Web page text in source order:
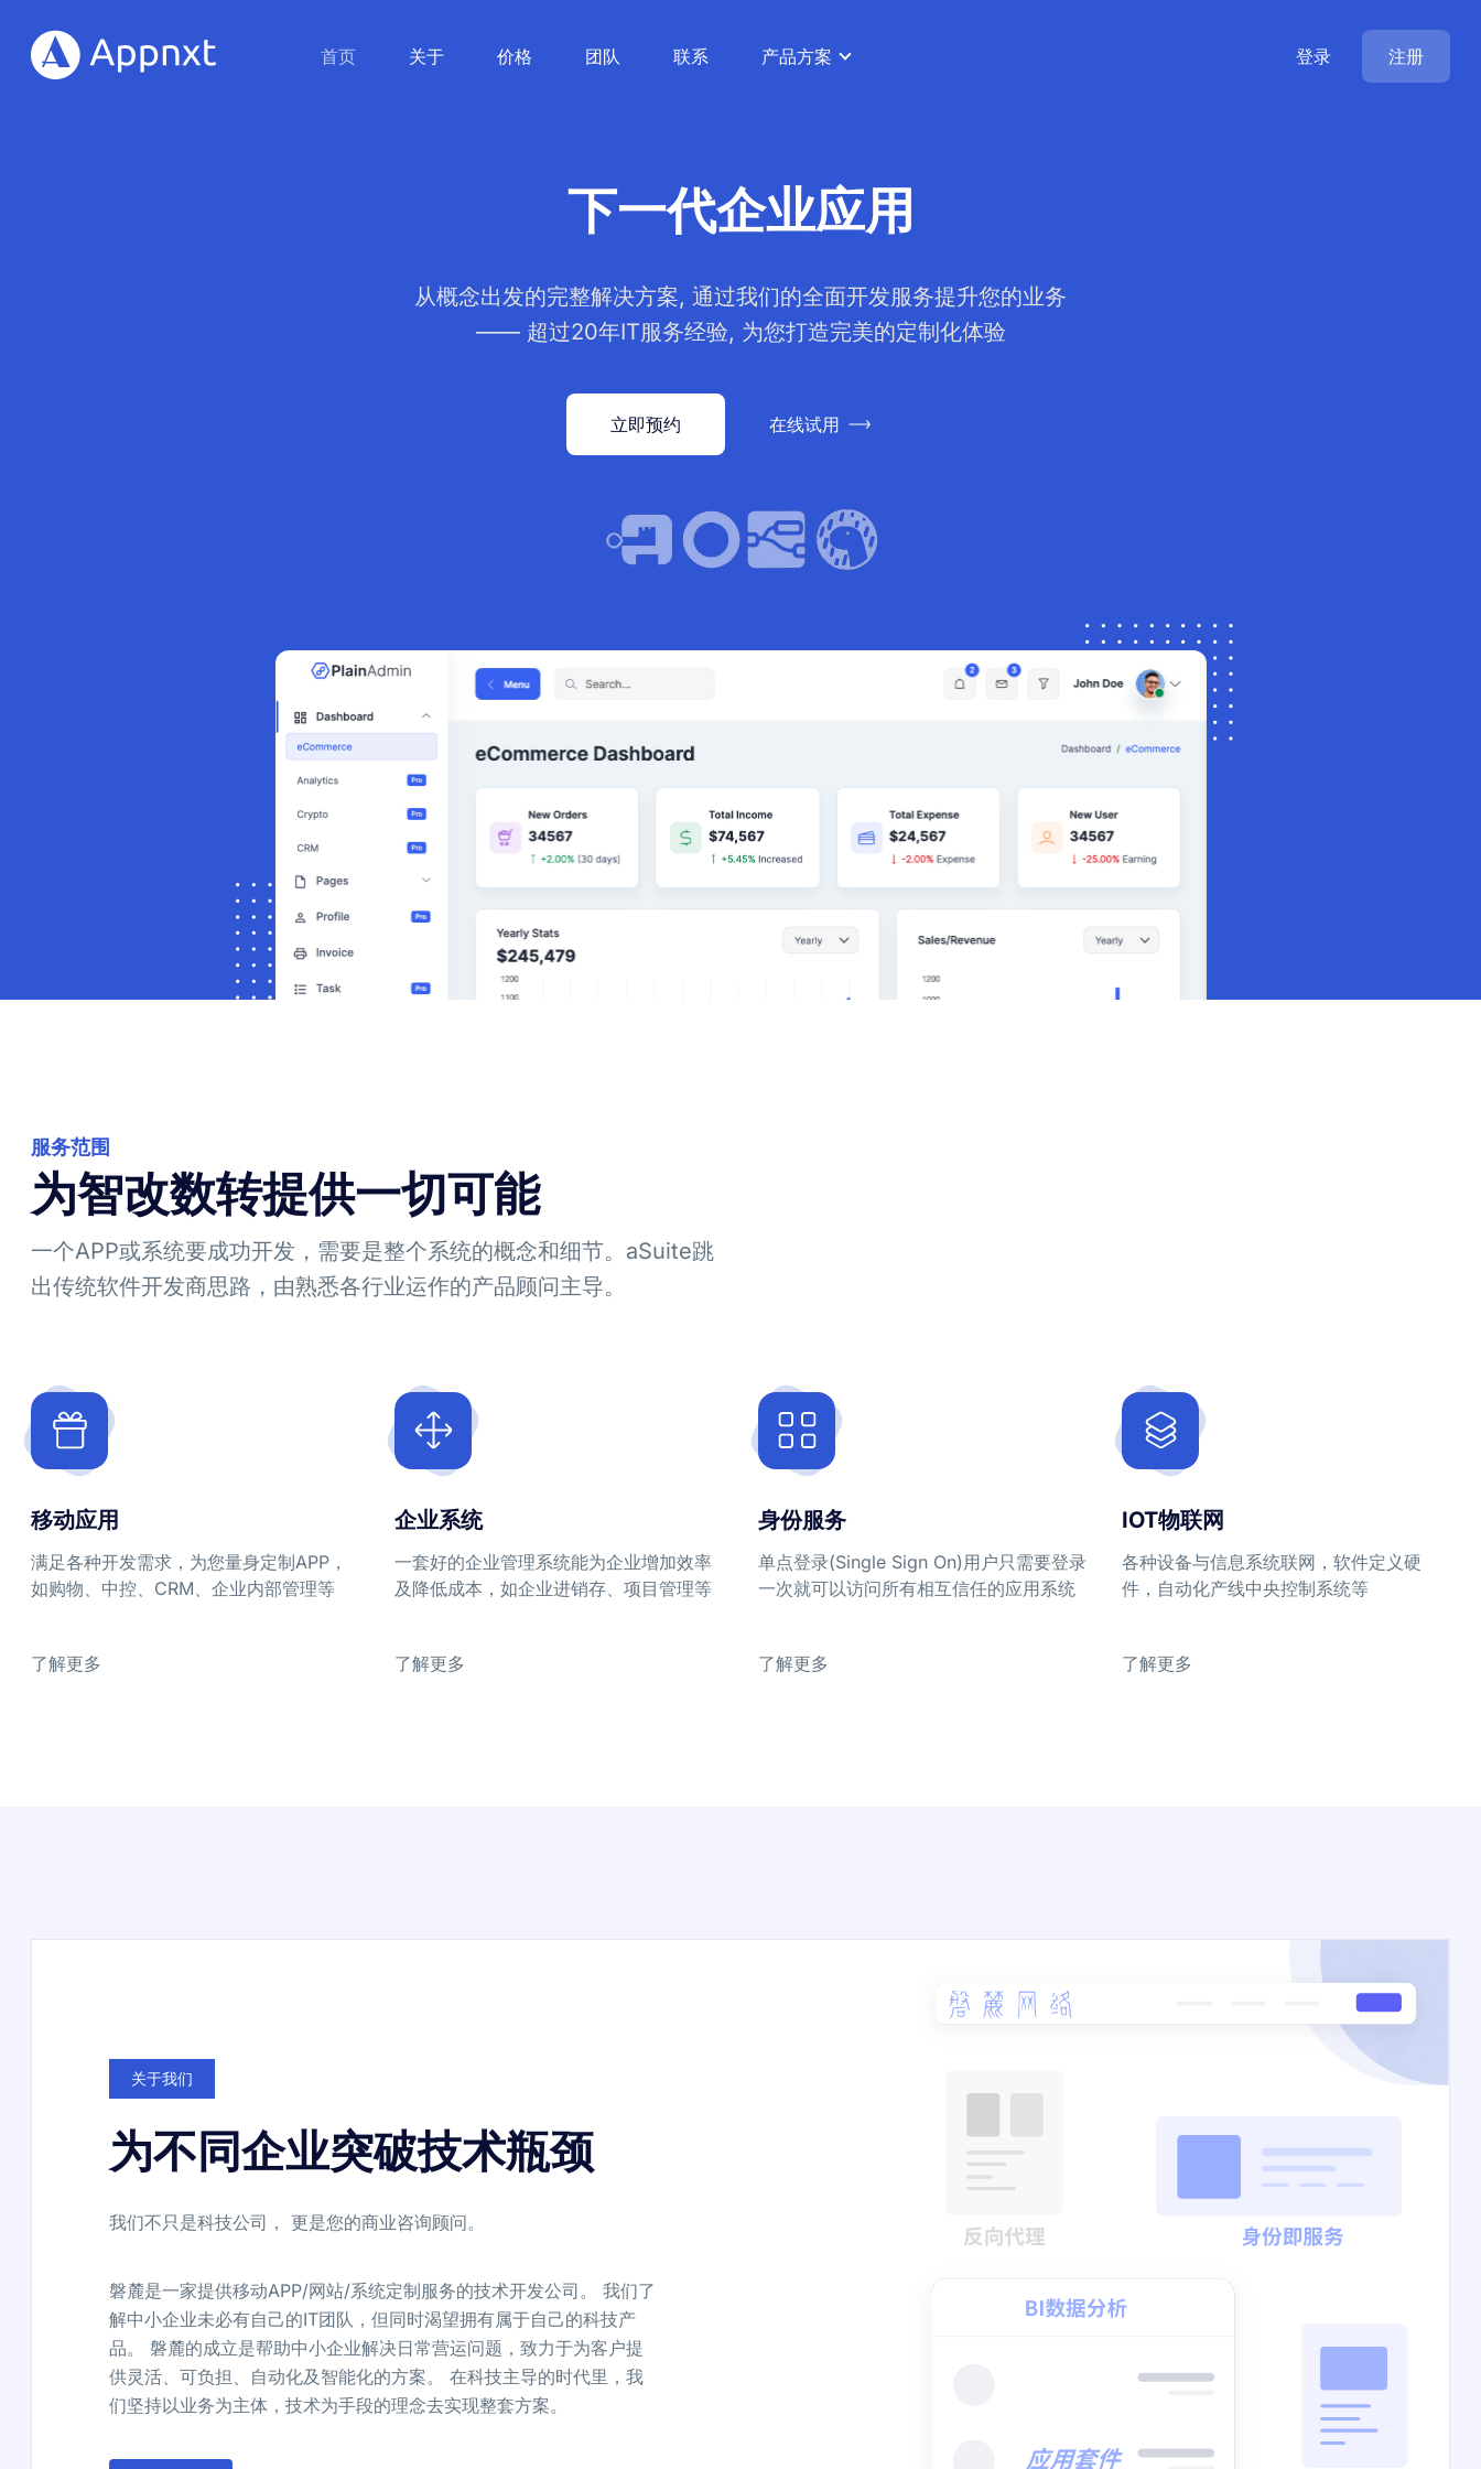
首页 关于 价格 团队 联系 产品方案 登录 注册
下一代企业应用
从概念出发的完整解决方案, 通过我们的全面开发服务提升您的业务
—— 超过20年IT服务经验, 为您打造完美的定制化体验
立即预约 在线试用
服务范围
为智改数转提供一切可能
一个APP或系统要成功开发，需要是整个系统的概念和细节。aSuite跳
出传统软件开发商思路，由熟悉各行业运作的产品顾问主导。
移动应用
满足各种开发需求，为您量身定制APP，
如购物、中控、CRM、企业内部管理等
了解更多
企业系统
一套好的企业管理系统能为企业增加效率
及降低成本，如企业进销存、项目管理等
了解更多
身份服务
单点登录(Single Sign On)用户只需要登录
一次就可以访问所有相互信任的应用系统
了解更多
IOT物联网
各种设备与信息系统联网，软件定义硬
件，自动化产线中央控制系统等
了解更多
关于我们
为不同企业突破技术瓶颈
我们不只是科技公司， 更是您的商业咨询顾问。
磐麓是一家提供移动APP/网站/系统定制服务的技术开发公司。 我们了
解中小企业未必有自己的IT团队，但同时渴望拥有属于自己的科技产
品。 磐麓的成立是帮助中小企业解决日常营运问题，致力于为客户提
供灵活、可负担、自动化及智能化的方案。 在科技主导的时代里，我
们坚持以业务为主体，技术为手段的理念去实现整套方案。